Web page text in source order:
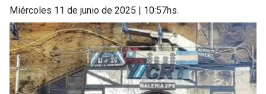
miércoles 11 de junio de 2025 | 10:57hs.